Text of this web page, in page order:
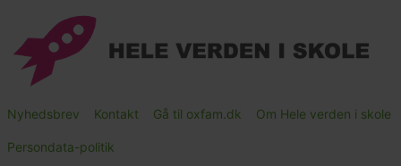
hovedindhold
Main
Submenu
Nyhedsbrev Kontakt Gå til oxfam.dk Om Hele verden i skole
Persondata-politik